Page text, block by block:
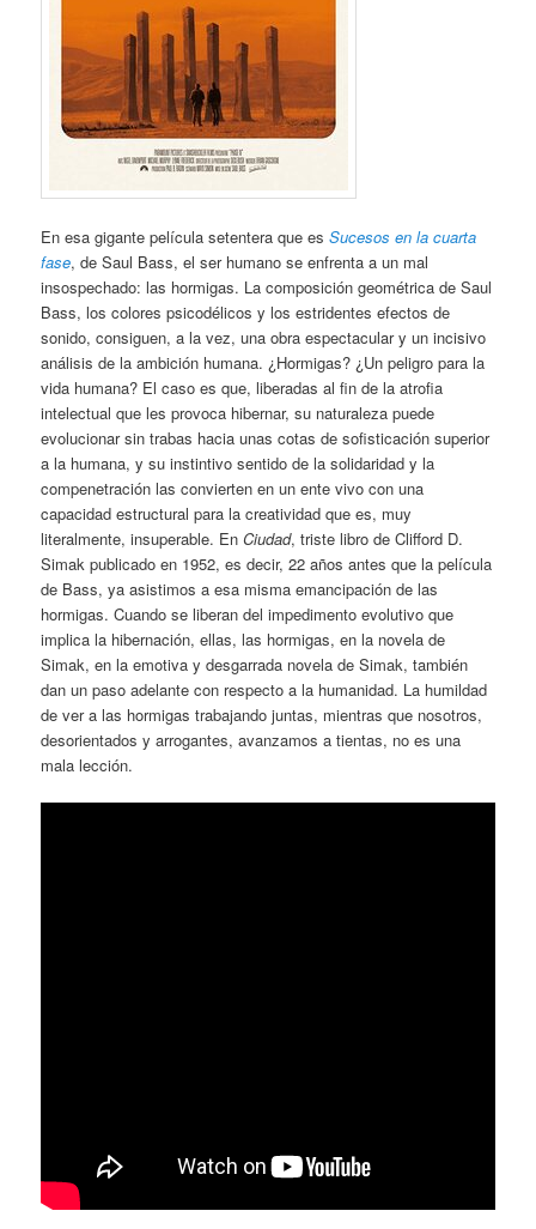
En esa gigante película setentera que esSucesos en la cuarta
fase, de Saul Bass, el ser humano se enfrenta a un mal
insospechado: las hormigas. La composición geométrica de Saul
Bass, los colores psicodélicos y los estridentes efectos de
sonido, consiguen, a la vez, una obra espectacular y un incisivo
análisis de la ambición humana. ¿Hormigas? ¿Un peligro para la
vida humana? El caso es que, liberadas al fin de la atrofia
intelectual que les provoca hibernar, su naturaleza puede
evolucionar sin trabas hacia unas cotas de sofisticación superior
a la humana, y su instintivo sentido de la solidaridad y la
compenetración las convierten en un ente vivo con una
capacidad estructural para la creatividad que es, muy
literalmente, insuperable. EnCiudad, triste libro de Clifford D.
Simak publicado en 1952, es decir, 22 años antes que la película
de Bass, ya asistimos a esa misma emancipación de las
hormigas. Cuando se liberan del impedimento evolutivo que
implica la hibernación, ellas, las hormigas, en la novela de
Simak, en la emotiva y desgarrada novela de Simak, también
dan un paso adelante con respecto a la humanidad. La humildad
de ver a las hormigas trabajando juntas, mientras que nosotros,
desorientados y arrogantes, avanzamos a tientas, no es una
mala lección.